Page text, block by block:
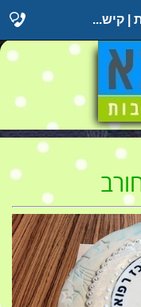
| קיש...